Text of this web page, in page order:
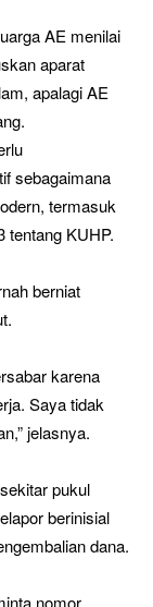
AE menilai
aparat
apalagi AE
sebagaimana
termasuk
tentang KUHP.
berniat
karena
Saya tidak
jelasnya.
pukul
berinisial
dana.
nomor